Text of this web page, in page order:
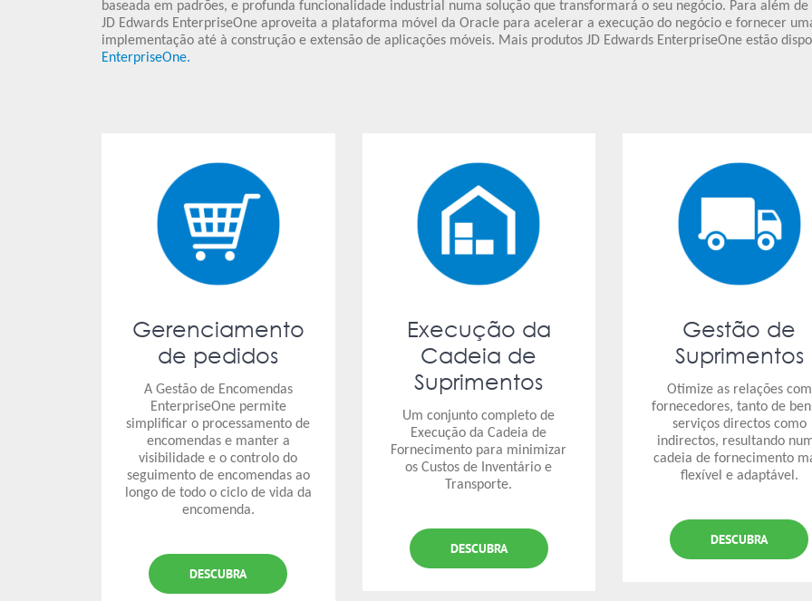
baseada em padrões, e profunda funcionalidade industrial numa solução que transformará o seu negócio. Para além
JD Edwards EnterpriseOne aproveita a plataforma móvel da Oracle para acelerar a execução do negócio e fornecer
implementação até à construção e extensão de aplicações móveis. Mais produtos JD Edwards EnterpriseOne estão
EnterpriseOne.
Gerenciamento
de pedidos
A Gestão de Encomendas
EnterpriseOne permite
simplificar o processamento de
encomendas e manter a
visibilidade e o controlo do
seguimento de encomendas ao
longo de todo o ciclo de vida da
encomenda.
DESCUBRA
Execução da
Cadeia de
Suprimentos
Um conjunto completo de
Execução da Cadeia de
Fornecimento para minimizar
os Custos de Inventário e
Transporte.
DESCUBRA
Gestão de
Suprimentos
Otimize as relações com
fornecedores, tanto de
serviços directos como
indirectos, resultando
cadeia de fornecimento
flexível e adaptável.
DESCUBRA